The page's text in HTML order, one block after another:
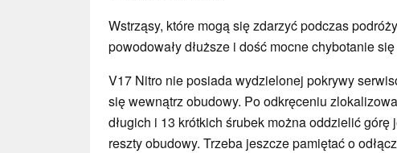
Wstrząsy, które mogą się zdarzyć podczas
powodowały dłuższe i dość mocne chybotanie
V17 Nitro nie posiada wydzielonej pokrywy
się wewnątrz obudowy. Po odkręceniu
długich i 13 krótkich śrubek można oddzielić
reszty obudowy. Trzeba jeszcze pamiętać o